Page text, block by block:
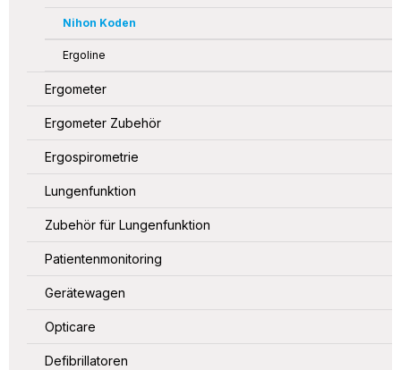
Nihon Koden
Ergoline
Ergometer
Ergometer Zubehör
Ergospirometrie
Lungenfunktion
Zubehör für Lungenfunktion
Patientenmonitoring
Gerätewagen
Opticare
Defibrillatoren